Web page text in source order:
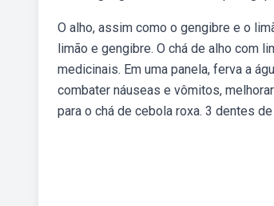
O alho, assim como o gengibre e o
limão e gengibre. O chá de alho com
medicinais. Em uma panela, ferva a
combater náuseas e vômitos,
para o chá de cebola roxa. 3 dentes